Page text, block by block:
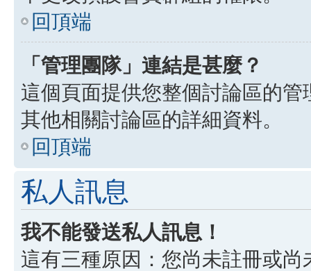
回頂端
「管理團隊」連結是甚麼？
這個頁面提供您整個討論區的
其他相關討論區的詳細資料。
回頂端
私人訊息
我不能發送私人訊息！
這有三種原因：您尚未註冊或